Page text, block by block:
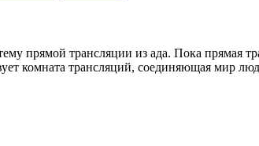
прямой трансляции из ада. Пока прямая
комната трансляций, соединяющая мир